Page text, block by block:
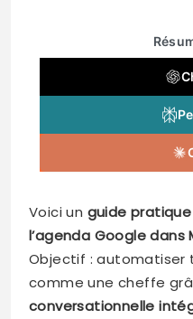
Voici un guide pratique
l’agenda Google
Objectif : automatiser
comme une cheffe
conversationnelle